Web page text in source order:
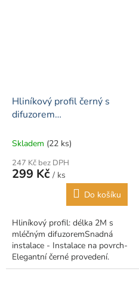
Hliníkový profil černý s
difuzorem
Skladem (22 ks)
247 Kč bez DPH
299 Kč / ks
Do košíku
Hliníkový profil: délka 2M s
mléčným difuzoremSnadná
instalace - Instalace na povrch-
Elegantní černé provedení.
Kompletní balení s krytkami a